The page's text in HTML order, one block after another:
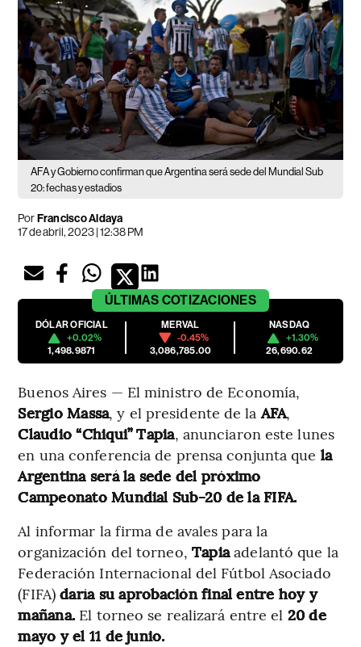
AFA y Gobierno confirman que Argentina será sede del Mundial Sub
20: fechas y estadios
PorFrancisco Aldaya
17 de abril, 2023 | 12:38 PM
ÚLTIMAS COTIZACIONES
DÓLAR OFICIAL
+0.02%
1,498.9871
MERVAL
-0.45%
3,086,785.00
NASDAQ
+1.30%
26,690.62
Buenos Aires — El ministro de Economía,
Sergio Massa, y el presidente de laAFA,
Claudio “Chiqui” Tapia, anunciaron este lunes
en una conferencia de prensa conjunta que la
Argentina será la sede del próximo
Campeonato Mundial Sub-20 de la FIFA.
Al informar la firma de avales para la
organización del torneo, Tapiaadelantó que la
Federación Internacional del Fútbol Asociado
(FIFA) daría su aprobación final entre hoy y
mañana. El torneo se realizará entre el 20 de
mayo y el 11 de junio.